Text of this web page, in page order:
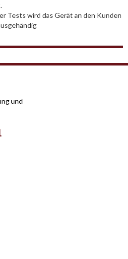
Tests wird das Gerät an den Kunden
und